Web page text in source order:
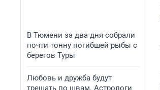
В Тюмени за два дня собрали
почти тонну погибшей рыбы с
берегов Туры
Любовь и дружба будут
трещать по швам. Астрологи